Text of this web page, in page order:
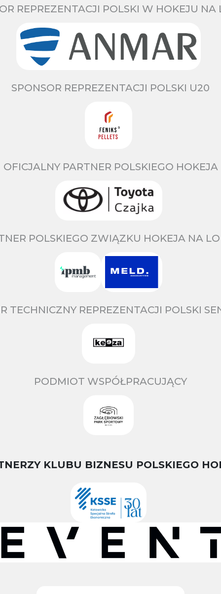
REPREZENTACJI POLSKI W HOKEJU NA
SPONSOR REPREZENTACJI POLSKI U20
OFICJALNY PARTNER POLSKIEGO HOKEJA
POLSKIEGO ZWIĄZKU HOKEJA NA
TECHNICZNY REPREZENTACJI POLSKI
PODMIOT WSPÓŁPRACUJĄCY
KLUBU BIZNESU POLSKIEGO